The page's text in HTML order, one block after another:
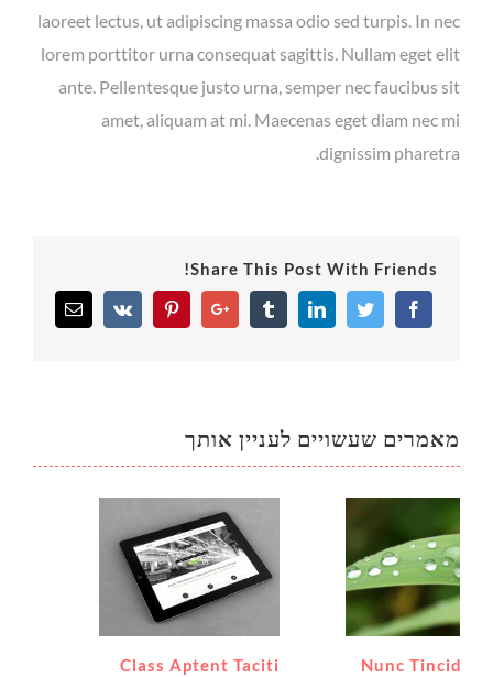
laoreet lectus, ut adipiscing massa odio sed turpis. In nec
lorem porttitor urna consequat sagittis. Nullam eget elit
ante. Pellentesque justo urna, semper nec faucibus sit
amet, aliquam at mi. Maecenas eget diam nec mi
dignissim pharetra.
Share This Post With Friends!
Facebook
Twitter
Linkedin
Tumblr
Google+
Pinterest
Vk
Email
מאמרים שעשויים לעניין אותך
Class Aptent Taciti
Nunc